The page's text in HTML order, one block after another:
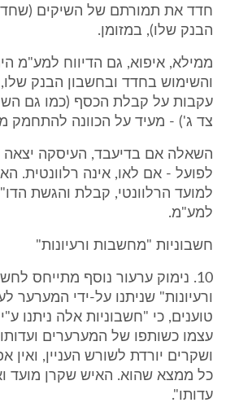
חדד את תמורתם של השיקים
הבנק שלו), במזומן.
ממילא, איפוא, גם הדיווח למע"מ
והשימוש בחדד ובחשבון הבנק
עקבות על קבלת הכסף (כמו גם
צד ג') - מעיד על הכוונה להתחמק
השאלה אם בדיעבד, העיסקה יצאה
לפועל - אם לאו, אינה רלוונטית.
למועד הרלוונטי, קבלת והגשת
למע"מ.
חשבוניות "מחשבות ורעיונות"
10. נימוק ערעור נוסף מתייחס
ורעיונות" שניתנו על-ידי המערער
טוענים, כי "חשבוניות אלה ניתנו
עצמו כשותפו של המערערים
ושקרים יורדת לשורש העניין,
כל ממצא שהוא. האיש שקרן מועד
עדותו".